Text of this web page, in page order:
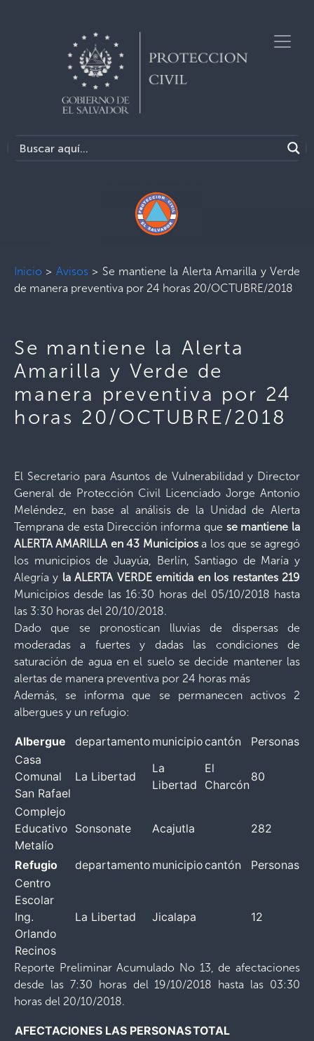
Inicio > Avisos> Se mantiene la Alerta Amarilla y Verde
de manera preventiva por 24 horas 20/OCTUBRE/2018
Se mantiene la Alerta
Amarilla y Verde de
manera preventiva por 24
horas 20/OCTUBRE/2018
El Secretario para Asuntos de Vulnerabilidad y Director
General de Protección Civil Licenciado Jorge Antonio
Meléndez, en base al análisis de la Unidad de Alerta
Temprana de esta Dirección informa que se mantiene la
ALERTA AMARILLA en 43 Municipiosa los que se agregó
los municipios de Juayúa, Berlín, Santiago de María y
Alegría y la ALERTA VERDE emitida en los restantes 219
Municipios desde las 16:30 horas del 05/10/2018 hasta
las 3:30 horas del 20/10/2018.
Dado que se pronostican lluvias de dispersas de
moderadas a fuertes y dadas las condiciones de
saturación de agua en el suelo se decide mantener las
alertas de manera preventiva por 24 horas más
Además, se informa que se permanecen activos 2
albergues y un refugio:
Albergue departamento municipiocantón
Personas
Casa
Comunal
San Rafael
La Libertad
La
Libertad
El
Charcón
80
Complejo
Educativo
Metalío
Sonsonate Acajutla 282
Refugio departamento municipiocantón
Personas
Centro
Escolar
Ing.
Orlando
Recinos
La Libertad Jicalapa 12
Reporte Preliminar Acumulado No 13, de afectaciones
desde las 7:30 horas del 19/10/2018 hasta las 03:30
horas del 20/10/2018.
AFECTACIONES LAS PERSONASTOTAL